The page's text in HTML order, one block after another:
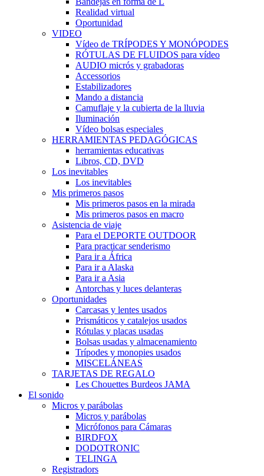
Realidad virtual
Oportunidad
VIDEO
Vídeo de TRÍPODES Y MONÓPODES
RÓTULAS DE FLUIDOS para vídeo
AUDIO micrós y grabadoras
Accessorios
Estabilizadores
Mando a distancia
Camuflaje y la cubierta de la lluvia
Iluminación
Vídeo bolsas especiales
HERRAMIENTAS PEDAGÓGICAS
herramientas educativas
Libros, CD, DVD
Los inevitables
Los inevitables
Mis primeros pasos
Mis primeros pasos en la mirada
Mis primeros pasos en macro
Asistencia de viaje
Para el DEPORTE OUTDOOR
Para practicar senderismo
Para ir a África
Para ir a Alaska
Para ir a Asia
Antorchas y luces delanteras
Oportunidades
Carcasas y lentes usados
Prismáticos y catalejos usados
Rótulas y placas usadas
Bolsas usadas y almacenamiento
Trípodes y monopies usados
MISCELÁNEAS
TARJETAS DE REGALO
Les Chouettes Burdeos JAMA
El sonido
Micros y parábolas
Micros y parábolas
Micrófonos para Cámaras
BIRDFOX
DODOTRONIC
TELINGA
Registradors